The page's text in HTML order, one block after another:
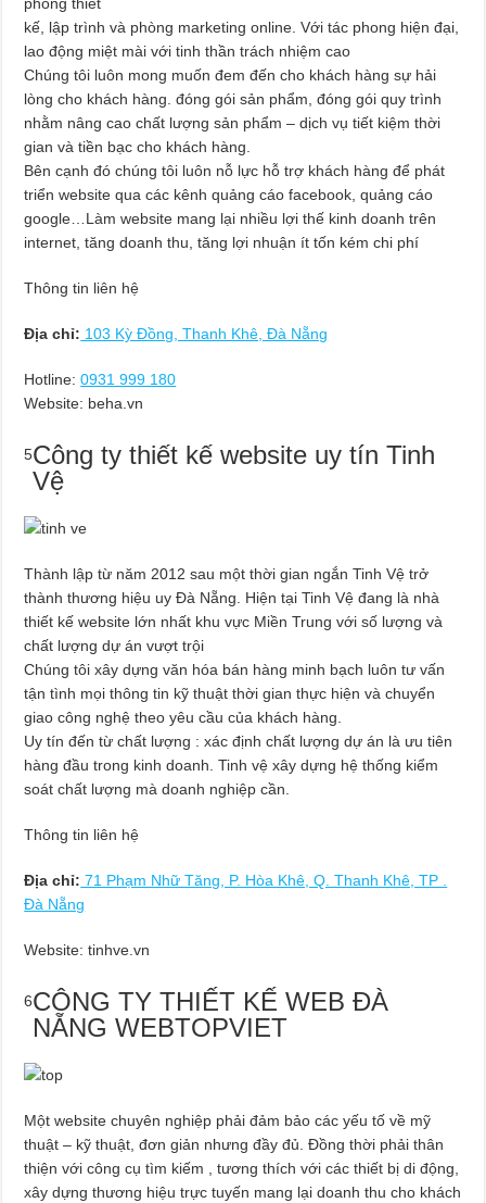
phòng thiết
kế, lập trình và phòng marketing online. Với tác phong hiện đại,
lao động miệt mài với tinh thần trách nhiệm cao
Chúng tôi luôn mong muốn đem đến cho khách hàng sự hải
lòng cho khách hàng. đóng gói sản phẩm, đóng gói quy trình
nhằm nâng cao chất lượng sản phẩm – dịch vụ tiết kiệm thời
gian và tiền bạc cho khách hàng.
Bên cạnh đó chúng tôi luôn nỗ lực hỗ trợ khách hàng để phát
triển website qua các kênh quảng cáo facebook, quảng cáo
google…Làm website mang lại nhiều lợi thế kinh doanh trên
internet, tăng doanh thu, tăng lợi nhuận ít tốn kém chi phí
Thông tin liên hệ
Địa chỉ: 103 Kỳ Đồng, Thanh Khê, Đà Nẵng
Hotline: 0931 999 180
Website: beha.vn
5Công ty thiết kế website uy tín Tinh
Vệ
Thành lập từ năm 2012 sau một thời gian ngắn Tinh Vệ trở
thành thương hiệu uy Đà Nẵng. Hiện tại Tinh Vệ đang là nhà
thiết kế website lớn nhất khu vực Miền Trung với số lượng và
chất lượng dự án vượt trội
Chúng tôi xây dựng văn hóa bán hàng minh bạch luôn tư vấn
tận tình mọi thông tin kỹ thuật thời gian thực hiện và chuyển
giao công nghệ theo yêu cầu của khách hàng.
Uy tín đến từ chất lượng : xác định chất lượng dự án là ưu tiên
hàng đầu trong kinh doanh. Tinh vệ xây dựng hệ thống kiểm
soát chất lượng mà doanh nghiệp cần.
Thông tin liên hệ
Địa chỉ: 71 Phạm Nhữ Tăng, P. Hòa Khê, Q. Thanh Khê, TP .
Đà Nẵng
Website: tinhve.vn
6CÔNG TY THIẾT KẾ WEB ĐÀ
NẴNG WEBTOPVIET
Một website chuyên nghiệp phải đảm bảo các yếu tố về mỹ
thuật – kỹ thuật, đơn giản nhưng đầy đủ. Đồng thời phải thân
thiện với công cụ tìm kiếm , tương thích với các thiết bị di động,
xây dựng thương hiệu trực tuyến mang lại doanh thu cho khách